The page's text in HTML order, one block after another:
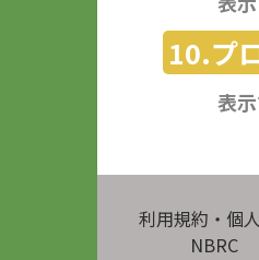
10.プ
表
利用規約・個
NBRC